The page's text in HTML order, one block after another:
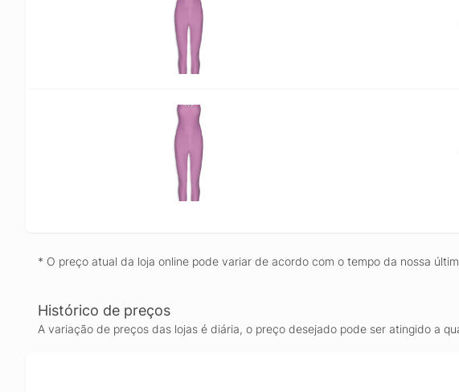
* O preço atual da loja online pode variar de acordo com o tempo da nossa
Histórico de preços
A variação de preços das lojas é diária, o preço desejado pode ser atingido a